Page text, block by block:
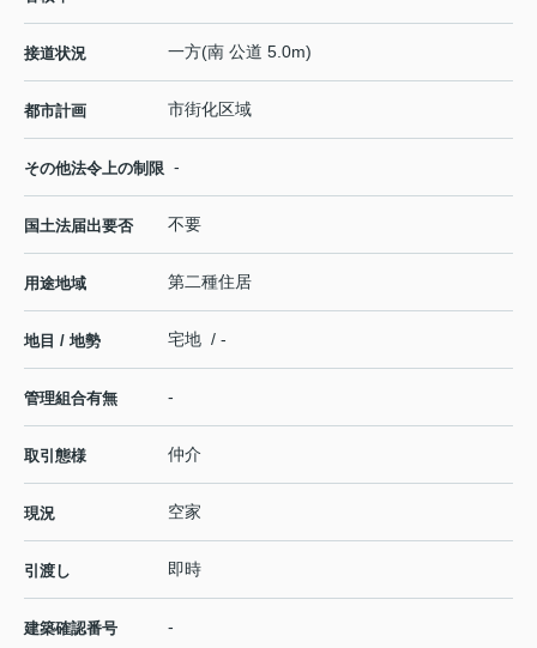
接道状況 一方(南 公道 5.0m)
都市計画 市街化区域
その他法令上の制限 -
国土法届出要否 不要
用途地域 第二種住居
地目 / 地勢 宅地 / -
管理組合有無 -
取引態様 仲介
現況 空家
引渡し 即時
建築確認番号 -